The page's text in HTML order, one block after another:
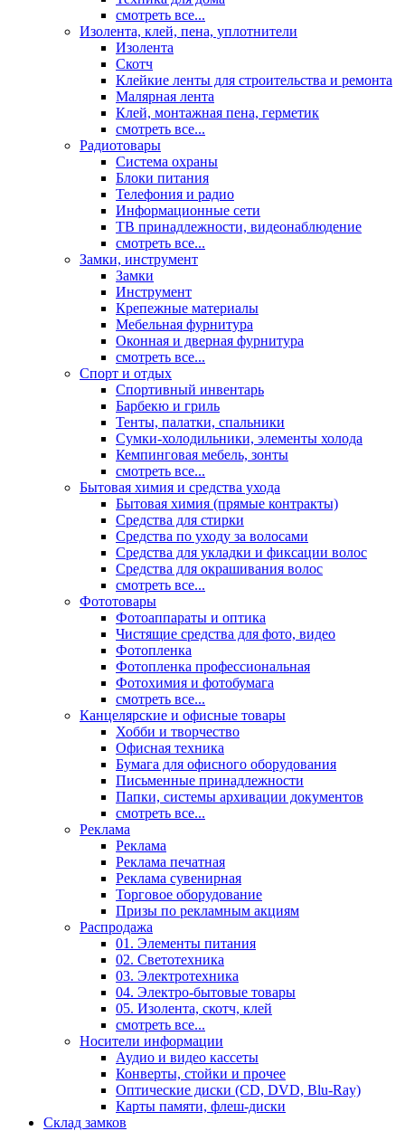
смотреть все...
Изолента, клей, пена, уплотнители
Изолента
Скотч
Клейкие ленты для строительства и ремонта
Малярная лента
Клей, монтажная пена, герметик
смотреть все...
Радиотовары
Система охраны
Блоки питания
Телефония и радио
Информационные сети
ТВ принадлежности, видеонаблюдение
смотреть все...
Замки, инструмент
Замки
Инструмент
Крепежные материалы
Мебельная фурнитура
Оконная и дверная фурнитура
смотреть все...
Спорт и отдых
Спортивный инвентарь
Барбекю и гриль
Тенты, палатки, спальники
Сумки-холодильники, элементы холода
Кемпинговая мебель, зонты
смотреть все...
Бытовая химия и средства ухода
Бытовая химия (прямые контракты)
Средства для стирки
Средства по уходу за волосами
Средства для укладки и фиксации волос
Средства для окрашивания волос
смотреть все...
Фототовары
Фотоаппараты и оптика
Чистящие средства для фото, видео
Фотопленка
Фотопленка профессиональная
Фотохимия и фотобумага
смотреть все...
Канцелярские и офисные товары
Хобби и творчество
Офисная техника
Бумага для офисного оборудования
Письменные принадлежности
Папки, системы архивации документов
смотреть все...
Реклама
Реклама
Реклама печатная
Реклама сувенирная
Торговое оборудование
Призы по рекламным акциям
Распродажа
01. Элементы питания
02. Светотехника
03. Электротехника
04. Электро-бытовые товары
05. Изолента, скотч, клей
смотреть все...
Носители информации
Аудио и видео кассеты
Конверты, стойки и прочее
Оптические диски (CD, DVD, Blu-Ray)
Карты памяти, флеш-диски
Склад замков